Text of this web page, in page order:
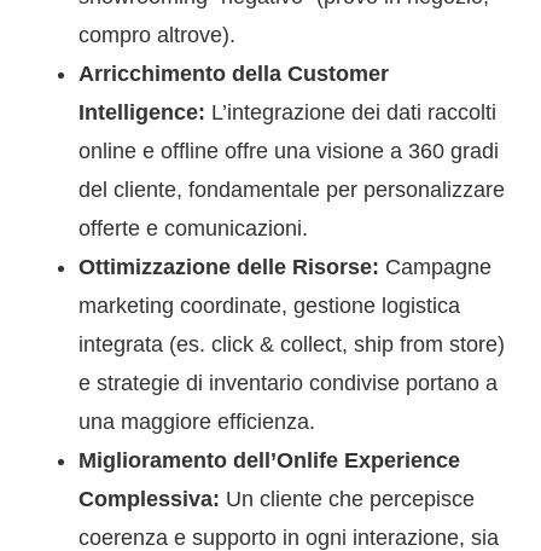
compro altrove).
Arricchimento della Customer
Intelligence: L’integrazione dei dati raccolti
online e offline offre una visione a 360 gradi
del cliente, fondamentale per personalizzare
offerte e comunicazioni.
Ottimizzazione delle Risorse: Campagne
marketing coordinate, gestione logistica
integrata (es. click & collect, ship from store)
e strategie di inventario condivise portano a
una maggiore efficienza.
Miglioramento dell’Onlife Experience
Complessiva: Un cliente che percepisce
coerenza e supporto in ogni interazione, sia